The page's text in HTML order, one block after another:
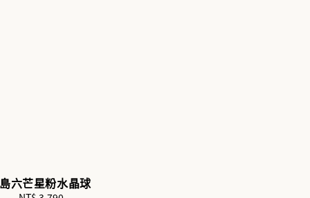
六芒星粉水晶球